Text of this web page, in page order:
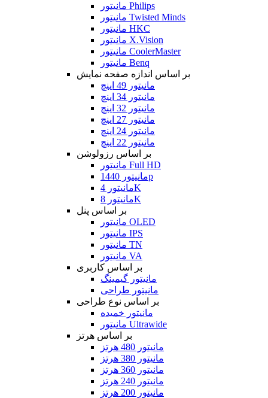
مانیتور Philips
مانیتور Twisted Minds
مانیتور HKC
مانیتور X.Vision
مانیتور CoolerMaster
مانیتور Benq
بر اساس اندازه صفحه نمایش
مانیتور 49 اینچ
مانیتور 34 اینچ
مانیتور 32 اینچ
مانیتور 27 اینچ
مانیتور 24 اینچ
مانیتور 22 اینچ
بر اساس رزولوشن
مانیتور Full HD
مانیتور 1440p
مانیتور 4K
مانیتور 8K
بر اساس پنل
مانیتور OLED
مانیتور IPS
مانیتور TN
مانیتور VA
بر اساس کاربری
مانیتور گیمینگ
مانیتور طراحی
بر اساس نوع طراحی
مانیتور خمیده
مانیتور Ultrawide
بر اساس هرتز
مانیتور 480 هرتز
مانیتور 380 هرتز
مانیتور 360 هرتز
مانیتور 240 هرتز
مانیتور 200 هرتز